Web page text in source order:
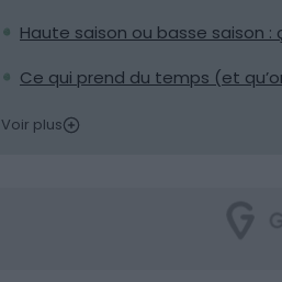
Haute saison ou basse saison
Ce qui prend du temps (et
Voir plus